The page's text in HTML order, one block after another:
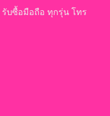
บซื้อมือถือ ทุกรุ่น โทร